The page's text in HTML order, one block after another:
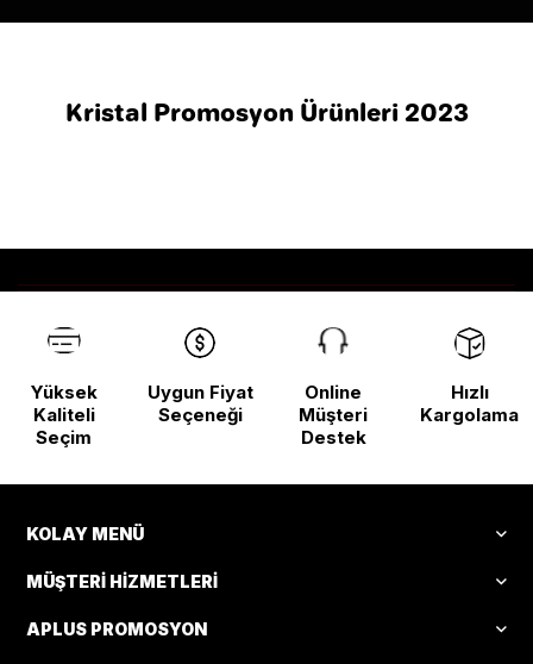
Kristal Promosyon Ürünleri 2023
Yüksek
Kaliteli
Seçim
Uygun Fiyat
Seçeneği
Online
Müşteri
Destek
Hızlı
Kargolama
KOLAY MENÜ
MÜŞTERI HIZMETLERI
APLUS PROMOSYON